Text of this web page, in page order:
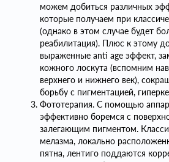
можем добиться различных
которые получаем при
(однако в этом случае будет
реабилитация). Плюс к этому
выраженные anti age эффект,
кожного лоскута (вспомним
верхнего и нижнего век),
борьбу с пигментацией,
Фототерапия. С помощью
эффективно боремся с
залегающим пигментом.
мелазма, локально
пятна, лентиго поддаются